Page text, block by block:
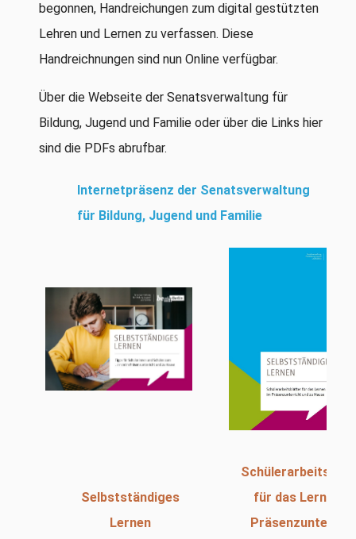
begonnen, Handreichungen zum digital gestützten
Lehren und Lernen zu verfassen. Diese
Handreichnungen sind nun Online verfügbar.
Über die Webseite der Senatsverwaltung für
Bildung, Jugend und Familie oder über die Links hier
sind die PDFs abrufbar.
Internetpräsenz der Senatsverwaltung
für Bildung, Jugend und Familie
Selbstständiges
Lernen
für das Lernen